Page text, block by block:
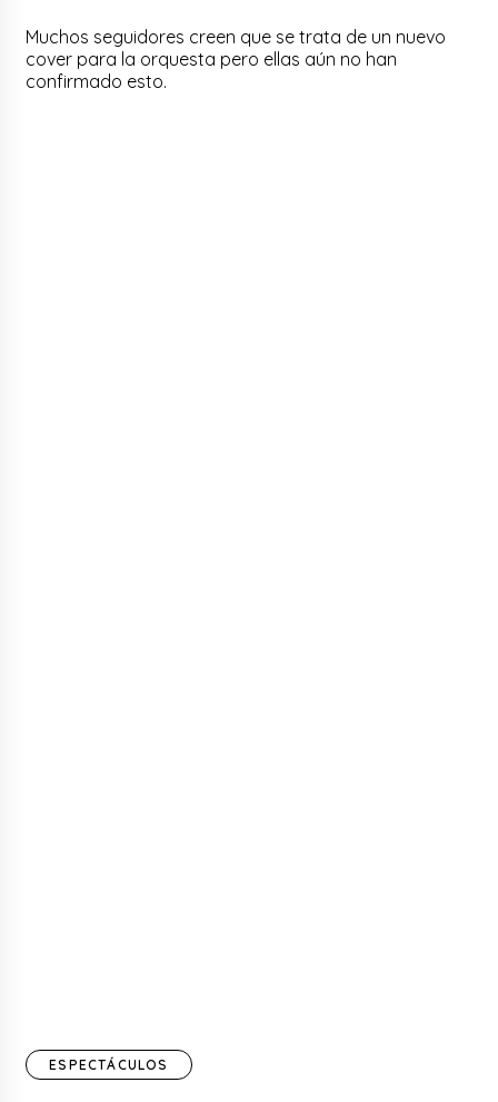
Muchos seguidores creen que se trata de un nuevo
cover para la orquesta pero ellas aún no han
confirmado esto.
ESPECTÁCULOS